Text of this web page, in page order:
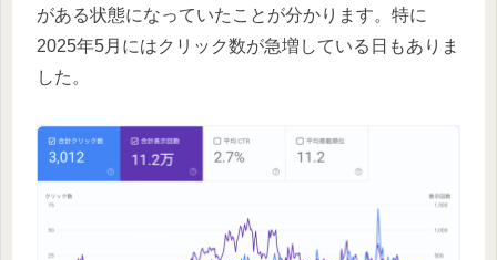
がある状態になっていたことが分かります。特に
2025年5月にはクリック数が急増している日もありま
した。